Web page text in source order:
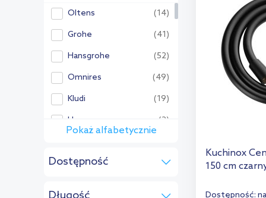
Oltens (14)
Grohe (41)
Hansgrohe (52)
Omnires (49)
Kludi (19)
Hagser (2)
Aqualine (5)
Pokaż alfabetycznie
Dostępność
Długość
Kuchinox
150 cm
Dostępność: